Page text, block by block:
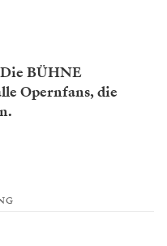
BÜHNE
Opernfans, die